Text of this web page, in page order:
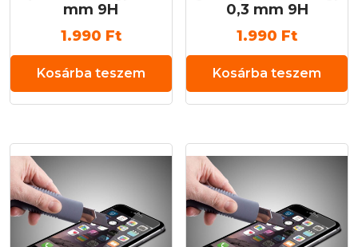
mm 9H
1.990 Ft
Kosárba teszem
0,3 mm 9H
1.990 Ft
Kosárba teszem